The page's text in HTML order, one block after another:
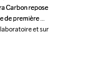
Carbon repose
de première
et sur
Carbon repose
de première
et sur